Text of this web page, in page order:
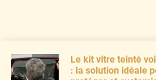
Le kit vitre teinté
: la solution idéale